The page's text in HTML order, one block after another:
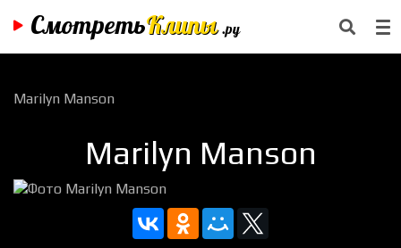
СмотретьКлипы .ру
Marilyn Manson
Marilyn Manson